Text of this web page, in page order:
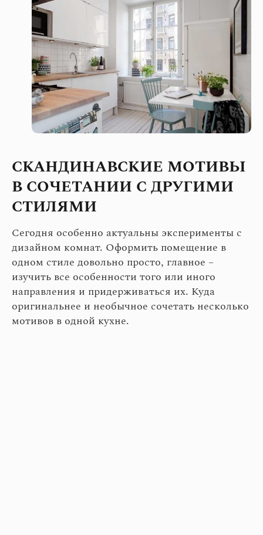
СКАНДИНАВСКИЕ МОТИВЫ
В СОЧЕТАНИИ С ДРУГИМИ
СТИЛЯМИ
Сегодня особенно актуальны эксперименты с
дизайном комнат. Оформить помещение в
одном стиле довольно просто, главное –
изучить все особенности того или иного
направления и придерживаться их. Куда
оригинальнее и необычное сочетать несколько
мотивов в одной кухне.